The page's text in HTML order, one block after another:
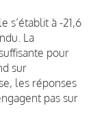
s’établit à -21,6
La
pour
sur
les réponses
pas sur